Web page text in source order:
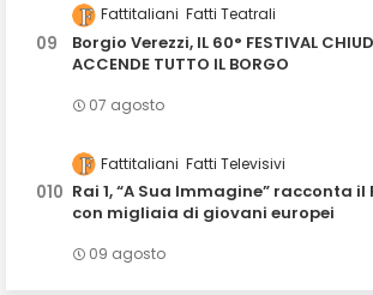
Fattitaliani Fatti Teatrali
Borgio Verezzi, IL 60° FESTIVAL
ACCENDE TUTTO IL BORGO
07 agosto
Fattitaliani Fatti Televisivi
Rai 1, “A Sua Immagine” racconta il
con migliaia di giovani europei
09 agosto